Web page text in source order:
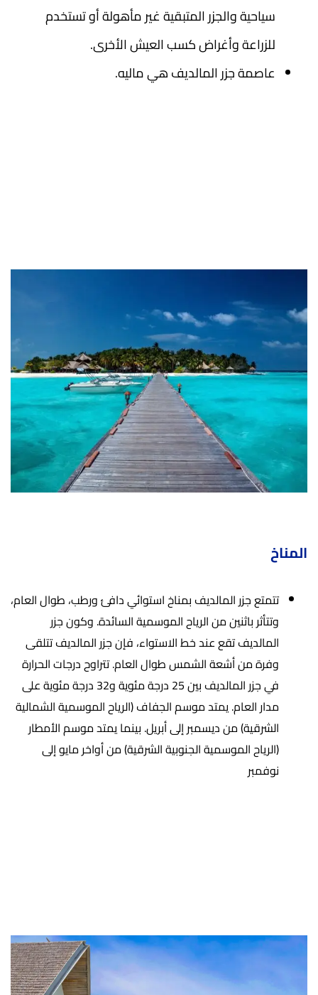
سياحية والجزر المتبقية غير مأهولة أو تستخدم
للزراعة وأغراض كسب العيش الأخرى.
عاصمة جزر المالديف هي ماليه.
المناخ
تتمتع جزر المالديف بمناخ استوائي دافئ ورطب، طوال العام،
وتتأثر باثنين من الرياح الموسمية السائدة. وكون جزر
المالديف تقع عند خط الاستواء، فإن جزر المالديف تتلقى
وفرة من أشعة الشمس طوال العام. تتراوح درجات الحرارة
في جزر المالديف بين 25 درجة مئوية و32 درجة مئوية على
مدار العام. يمتد موسم الجفاف (الرياح الموسمية الشمالية
الشرقية) من ديسمبر إلى أبريل. بينما يمتد موسم الأمطار
(الرياح الموسمية الجنوبية الشرقية) من أواخر مايو إلى
نوفمبر